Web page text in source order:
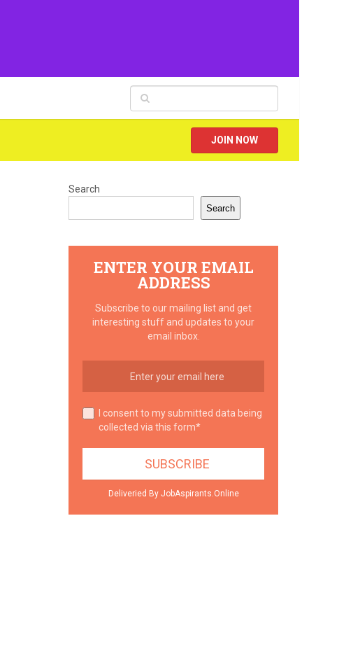
JOIN NOW
Search
Search
ENTER YOUR EMAIL
ADDRESS
Subscribe to our mailing list and get
interesting stuff and updates to your
email inbox.
I consent to my submitted data being
collected via this form*
Deliveried By JobAspirants.Online